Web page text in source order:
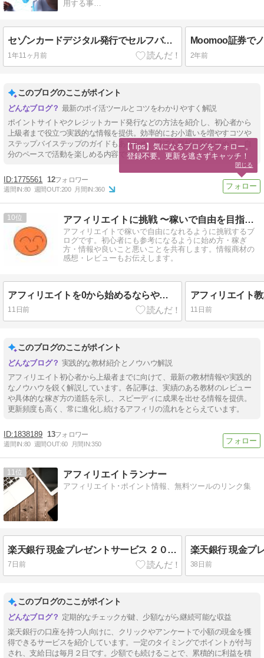
用する事…
セゾンカードデジタル発行でセルフバック報酬ゲット【ポイ活完全ガイド】
1年11ヶ月前 2年前
このブログのここがポイント
最新のポイ活ツールとコツをわかりやすく解説
ポイントサイトやクレジットカード発行などの方法を紹介し、初心者から
上級者まで役立つ実践的な情報を提供。効率的にお小遣いを増やすコツや
ステップバイステップのガイドもあるため、誰でも気軽に取り組めて、自
分のペースで活動を楽しめる内容です。
1775561 12
週間IN:80 週間OUT:200 月間IN:360
10 アフィリエイトに挑戦 〜稼いで自由を目指す〜
アフィリエイトで稼いで自由になれるように挑戦するブ
ログです。初心者にも参考になるように始め方・稼ぎ
方・情報や良いこと悪いことを共有します。情報商材の
感想・レビューもお伝えします。
アフィリエイトを0から始めるならやること稼ぐロードマップ！4つの教材も紹介！
11日前 11日前
このブログのここがポイント
実践的な教材紹介とノウハウ解説
アフィリエイト初心者から上級者までに向けて、最新の教材情報や実践的
なノウハウを鋭く解説しています。各記事は、実績のある教材のレビュー
や具体的な稼ぎ方の道筋を示し、スピーディに成果を出せる情報を提供。
更新頻度も高く、常に進化し続けるアフィリの流れをとらえています。
1838189 13
週間IN:80 週間OUT:60 月間IN:350
11 アフィリエイトランナー
アフィリエイト･ポイント情報、無料ツールのリンク集
楽天銀行 現金プレゼントサービス ２０２６年７月は１０円獲得
7日前 38日前
このブログのここがポイント
定期的なチェックが鍵、少額ながら継続可能な収益
楽天銀行の口座を持つ人向けに、クリックやアンケートで小額の現金を獲
得できるサービスを紹介しています。一定のタイミングでポイントが付与
され、支給日は毎月２日です。少額でも続けることで、累積的に利益を積
【Tips】気になるブログをフォロー。
登録不要。更新を逃さずキャッチ！
閉じる